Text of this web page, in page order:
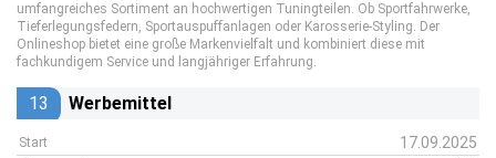
umfangreiches Sortiment an hochwertigen Tuningteilen. Ob Sportfahrwerke,
Tieferlegungsfedern, Sportauspuffanlagen oder Karosserie-Styling. Der
Onlineshop bietet eine große Markenvielfalt und kombiniert diese mit
fachkundigem Service und langjähriger Erfahrung.
13 Werbemittel
Start 17.09.2025